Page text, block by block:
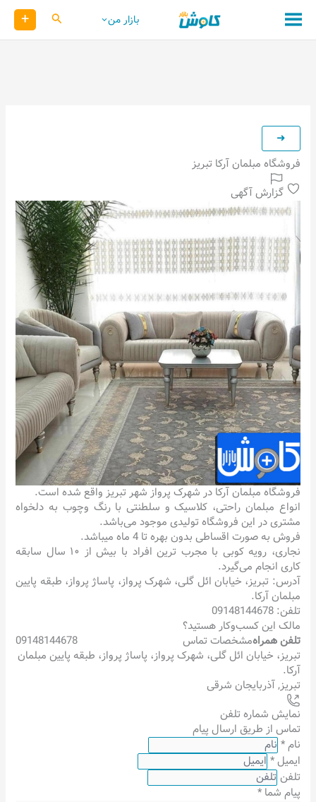
محتوا
بازار من کاوش +
فروشگاه مبلمان آرکا تبریز
گزارش آگهی
فروشگاه مبلمان آرکا در شهرک پرواز شهر تبریز واقع شده است.
انواع مبلمان راحتی، کلاسیک و سلطنتی با رنگ وچوب به دلخواه
مشتری در این فروشگاه تولیدی موجود می‌باشد.
فروش به صورت اقساطی بدون بهره تا 4 ماه میباشد.
نجاری، رویه کوبی با مجرب ترین افراد با بیش از ۱۰ سال سابقه
کاری انجام می‌گیرد.
آدرس: تبریز، خیابان ائل گلی، شهرک پرواز، پاساژ پرواز، طبقه پایین
مبلمان آرکا.
تلفن: 09148144678
مالک این کسب‌وکار هستید؟
تلفن همراه
09148144678
مشخصات تماس
تبریز، خیابان ائل گلی، شهرک پرواز، پاساژ پرواز، طبقه پایین مبلمان
آرکا.
تبریز,آذربایجان شرقی
نمایش شماره تلفن
تماس از طریق ارسال پیام
نام*
ایمیل*
تلفن
پیام شما*